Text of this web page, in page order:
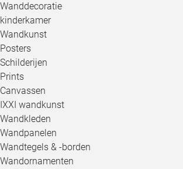
Wanddecoratie
kinderkamer
Wandkunst
Posters
Schilderijen
Prints
Canvassen
IXXI wandkunst
Wandkleden
Wandpanelen
Wandtegels & -borden
Wandornamenten